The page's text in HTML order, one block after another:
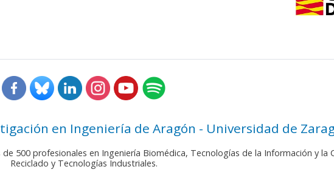
en Ingeniería de Aragón - Universidad de
500 profesionales en Ingeniería Biomédica, Tecnologías de la Información y la
Reciclado y Tecnologías Industriales.